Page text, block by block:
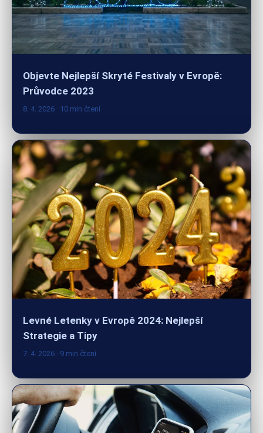
Objevte Nejlepší Skryté Festivaly v Evropě:
8. 4. 2026· 10 min čtení
Levné Letenky v Evropě 2024: Nejlepší
7. 4. 2026· 9 min čtení